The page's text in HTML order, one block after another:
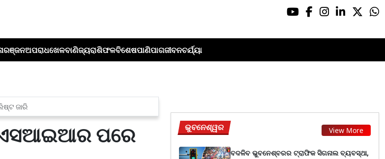
ଅପରାଧଖେଳବାଣିଜ୍ୟରାଶିଫଳବିଶେଷପାଣିପାଗଜୀବନଚର୍ଯ୍ୟା
ଜାରି
ଏସଆଇଆର ପରେ
ଭୁବନେଶ୍ୱର View More
ବଦଳିବ ଭୁବନେଶ୍ବରର ଟ୍ରାଫିକ ସିଗନାଲ ବ୍ୟବସ୍ଥା,